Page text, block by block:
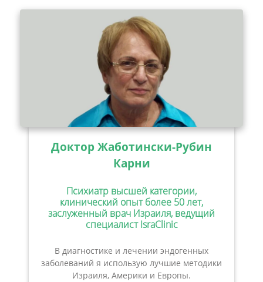
Доктор Жаботински-Рубин
Карни
Психиатр высшей категории,
клинический опыт более 50 лет,
заслуженный врач Израиля, ведущий
специалист IsraClinic
В диагностике и лечении эндогенных
заболеваний я использую лучшие методики
Израиля, Америки и Европы.